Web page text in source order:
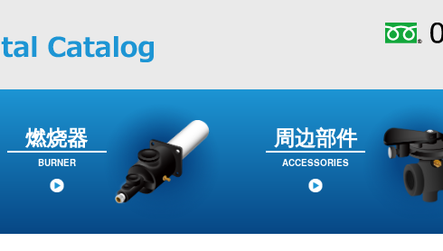
燃烧器
BURNER
周边部件
ACCESSORIES